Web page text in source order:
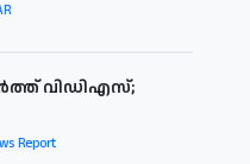
വിഡിഎസ്;
Report